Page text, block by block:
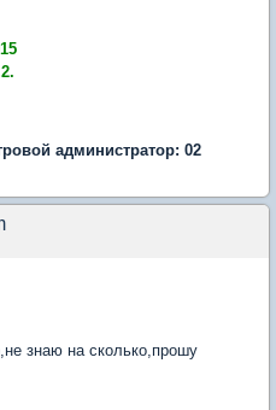
администратор: 02
знаю на сколько,прошу